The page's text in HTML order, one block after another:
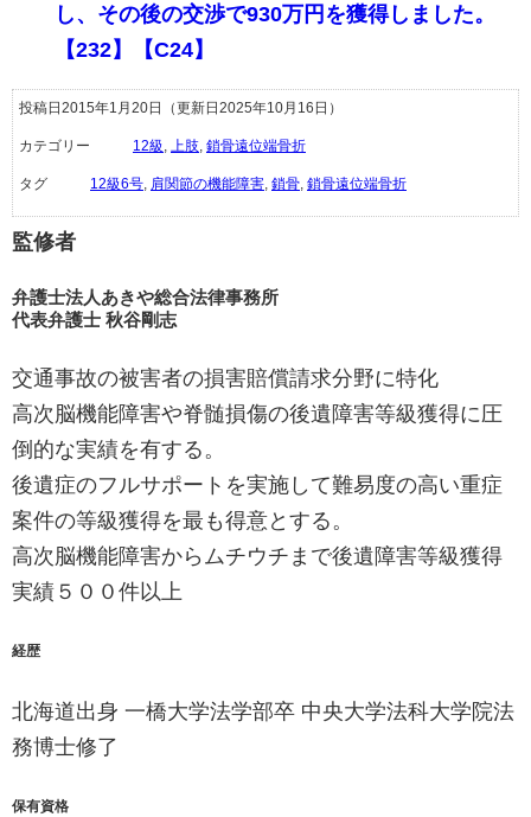
し、その後の交渉で930万円を獲得しました。
【232】【C24】
投稿日2015年1月20日 （更新日2025年10月16日）
カテゴリー 12級, 上肢, 鎖骨遠位端骨折
タグ 12級6号, 肩関節の機能障害, 鎖骨, 鎖骨遠位端骨折
監修者
弁護士法人あきや総合法律事務所
代表弁護士 秋谷剛志
交通事故の被害者の損害賠償請求分野に特化
高次脳機能障害や脊髄損傷の後遺障害等級獲得に圧
倒的な実績を有する。
後遺症のフルサポートを実施して難易度の高い重症
案件の等級獲得を最も得意とする。
高次脳機能障害からムチウチまで後遺障害等級獲得
実績５００件以上
経歴
北海道出身 一橋大学法学部卒 中央大学法科大学院法
務博士修了
保有資格